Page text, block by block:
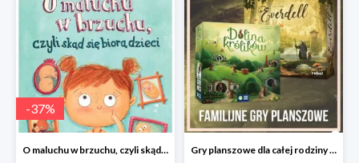
-37%
O maluchu w brzuchu, czyli skąd się biorą dzieci Gry planszowe dla całej rodziny w promocyjnych cenach